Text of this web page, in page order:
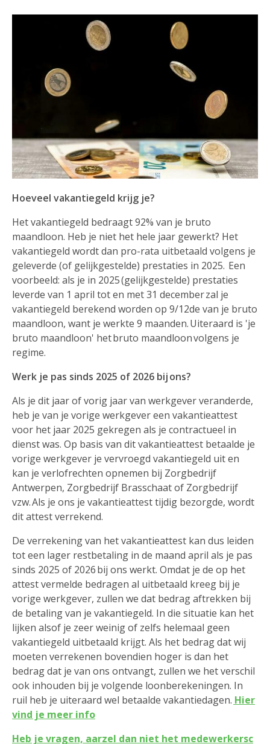
Hoeveel vakantiegeld krijg je?
Het vakantiegeld bedraagt 92% van je bruto
maandloon. Heb je niet het hele jaar gewerkt? Het
vakantiegeld wordt dan pro-rata uitbetaald volgens je
geleverde (of gelijkgestelde) prestaties in 2025. Een
voorbeeld: als je in 2025 (gelijkgestelde) prestaties
leverde van 1 april tot en met 31 december zal je
vakantiegeld berekend worden op 9/12de van je bruto
maandloon, want je werkte 9 maanden. Uiteraard is 'je
bruto maandloon' het bruto maandloon volgens je
regime.
Werk je pas sinds 2025 of 2026 bij ons?
Als je dit jaar of vorig jaar van werkgever veranderde,
heb je van je vorige werkgever een vakantieattest
voor het jaar 2025 gekregen als je contractueel in
dienst was. Op basis van dit vakantieattest betaalde je
vorige werkgever je vervroegd vakantiegeld uit en
kan je verlofrechten opnemen bij Zorgbedrijf
Antwerpen, Zorgbedrijf Brasschaat of Zorgbedrijf
vzw. Als je ons je vakantieattest tijdig bezorgde, wordt
dit attest verrekend.
De verrekening van het vakantieattest kan dus leiden
tot een lager restbetaling in de maand april als je pas
sinds 2025 of 2026 bij ons werkt. Omdat je de op het
attest vermelde bedragen al uitbetaald kreeg bij je
vorige werkgever, zullen we dat bedrag aftrekken bij
de betaling van je vakantiegeld. In die situatie kan het
lijken alsof je zeer weinig of zelfs helemaal geen
vakantiegeld uitbetaald krijgt. Als het bedrag dat wij
moeten verrekenen bovendien hoger is dan het
bedrag dat je van ons ontvangt, zullen we het verschil
ook inhouden bij je volgende loonberekeningen. In
ruil heb je uiteraard wel betaalde vakantiedagen. Hier
vind je meer info
Heb je vragen, aarzel dan niet het medewerkersc